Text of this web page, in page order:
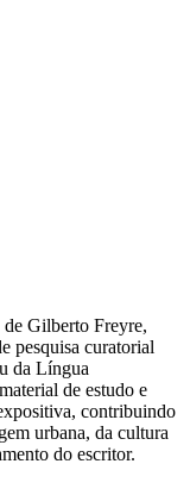
Gilberto Freyre,
pesquisa curatorial
da Língua
de estudo e
contribuindo
urbana, da cultura
do escritor.